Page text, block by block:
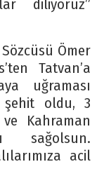
diliyoruz”
Sözcüsü Ömer
Tatvan’a
uğraması
şehit oldu, 3
Kahraman
sağolsun.
acil